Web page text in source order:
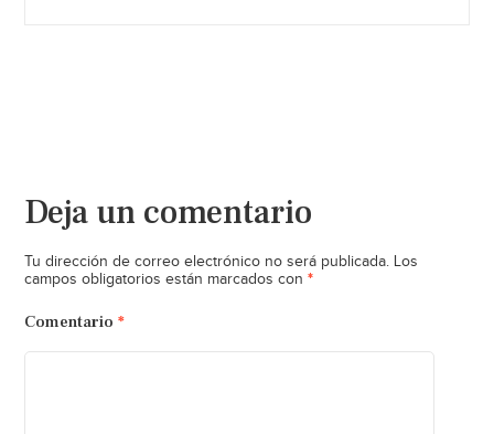
Deja un comentario
Tu dirección de correo electrónico no será publicada. Los
campos obligatorios están marcados con *
Comentario *